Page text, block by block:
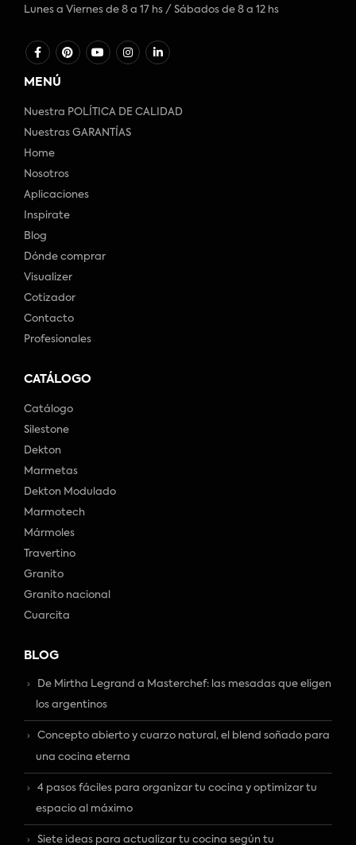
Lunes a Viernes de 8 a 17 hs / Sábados de 8 a 12 hs
MENÚ
Nuestra POLÍTICA DE CALIDAD
Nuestras GARANTÍAS
Home
Nosotros
Aplicaciones
Inspirate
Blog
Dónde comprar
Visualizer
Cotizador
Contacto
Profesionales
CATÁLOGO
Catálogo
Silestone
Dekton
Marmetas
Dekton Modulado
Marmotech
Mármoles
Travertino
Granito
Granito nacional
Cuarcita
BLOG
De Mirtha Legrand a Masterchef: las mesadas que eligen
los argentinos
Concepto abierto y cuarzo natural, el blend soñado para
una cocina eterna
4 pasos fáciles para organizar tu cocina y optimizar tu
espacio al máximo
Siete ideas para actualizar tu cocina según tu